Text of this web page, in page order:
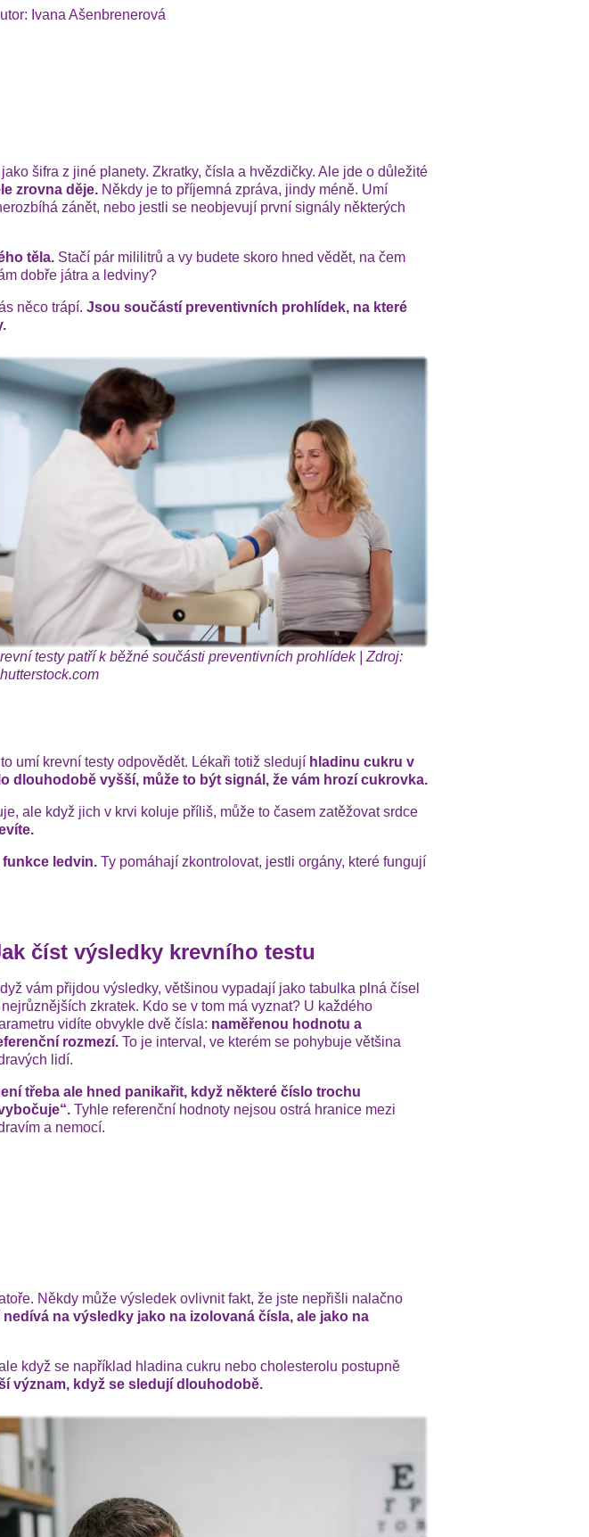
Ivana Ašenbrenerová
šifra z jiné planety. Zkratky, čísla a hvězdičky. Ale jde o důležité
zrovna děje. Někdy je to příjemná zpráva, jindy méně. Umí
zánět, nebo jestli se neobjevují první signály některých
těla. Stačí pár mililitrů a vy budete skoro hned vědět, na čem
dobře játra a ledviny?
něco trápí. Jsou součástí preventivních prohlídek, na které
testy patří k běžné součásti preventivních prohlídek | Zdroj:
umí krevní testy odpovědět. Lékaři totiž sledují hladinu cukru v
dlouhodobě vyšší, může to být signál, že vám hrozí cukrovka.
ale když jich v krvi koluje příliš, může to časem zatěžovat srdce
ledvin. Ty pomáhají zkontrolovat, jestli orgány, které fungují
číst výsledky krevního testu
vám přijdou výsledky, většinou vypadají jako tabulka plná čísel
zkratek. Kdo se v tom má vyznat? U každého
vidíte obvykle dvě čísla: naměřenou hodnotu a
rozmezí. To je interval, ve kterém se pohybuje většina
lidí.
třeba ale hned panikařit, když některé číslo trochu
Tyhle referenční hodnoty nejsou ostrá hranice mezi
a nemocí.
Někdy může výsledek ovlivnit fakt, že jste nepřišli nalačno
na výsledky jako na izolovaná čísla, ale jako na
když se například hladina cukru nebo cholesterolu postupně
význam, když se sledují dlouhodobě.